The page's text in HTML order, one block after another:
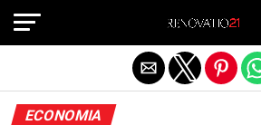
ECONOMIA
Exit mobile version